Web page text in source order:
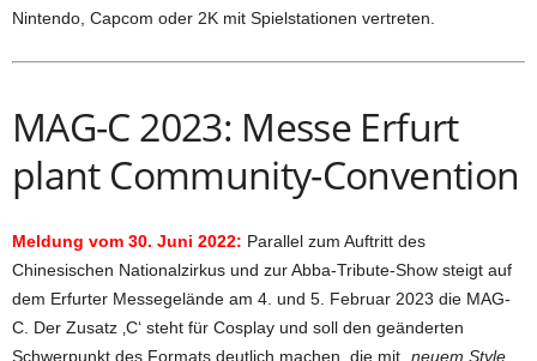
Nintendo, Capcom oder 2K mit Spielstationen vertreten.
MAG-C 2023: Messe Erfurt
plant Community-Convention
Meldung vom 30. Juni 2022: Parallel zum Auftritt des
Chinesischen Nationalzirkus und zur Abba-Tribute-Show steigt auf
dem Erfurter Messegelände am 4. und 5. Februar 2023 die MAG-
C. Der Zusatz ‚C‘ steht für Cosplay und soll den geänderten
Schwerpunkt des Formats deutlich machen, die mit „neuem Style